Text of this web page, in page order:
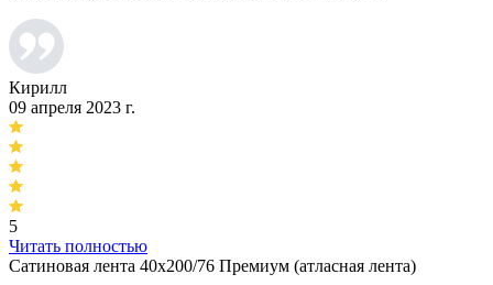
Кирилл
09 апреля 2023 г.
5
Читать полностью
Сатиновая лента 40х200/76 Премиум (атласная лента)